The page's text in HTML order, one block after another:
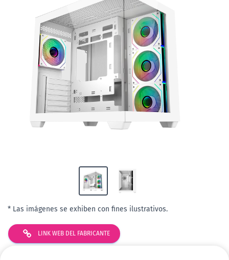
* Las imágenes se exhiben con fines ilustrativos.
LINK WEB DEL FABRICANTE